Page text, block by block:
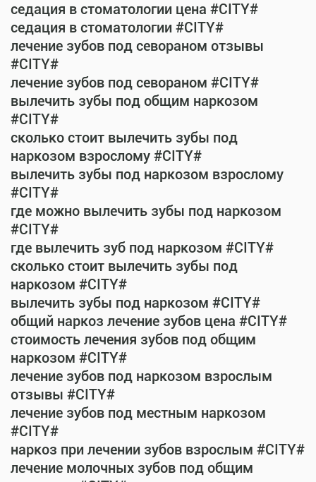
седация в стоматологии цена #CITY#
седация в стоматологии #CITY#
лечение зубов под севораном отзывы
#CITY#
лечение зубов под севораном #CITY#
вылечить зубы под общим наркозом
#CITY#
сколько стоит вылечить зубы под
наркозом взрослому #CITY#
вылечить зубы под наркозом взрослому
#CITY#
где можно вылечить зубы под наркозом
#CITY#
где вылечить зуб под наркозом #CITY#
сколько стоит вылечить зубы под
наркозом #CITY#
вылечить зубы под наркозом #CITY#
общий наркоз лечение зубов цена #CITY#
стоимость лечения зубов под общим
наркозом #CITY#
лечение зубов под наркозом взрослым
отзывы #CITY#
лечение зубов под местным наркозом
#CITY#
наркоз при лечении зубов взрослым #CITY#
лечение молочных зубов под общим